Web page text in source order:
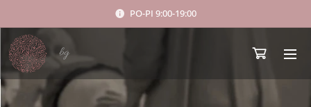
PO-PI 9:00-19:00
bg